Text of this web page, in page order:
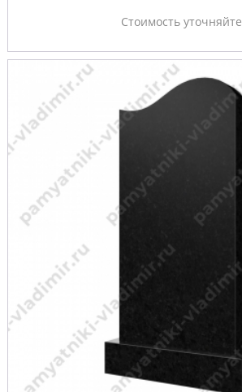
Стоимость уточняйте